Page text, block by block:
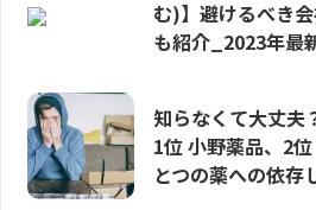
む)】避けるべき
も紹介_2023年最
知らなくて大丈夫
1位 小野薬品、2
とつの薬への依存